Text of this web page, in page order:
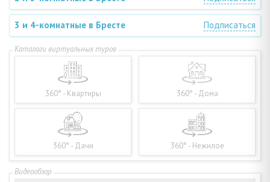
3 и 4-комнатные в Бресте Подписаться
360° - Квартиры 360° - Дома
360° - Дачи 360° - Нежилое